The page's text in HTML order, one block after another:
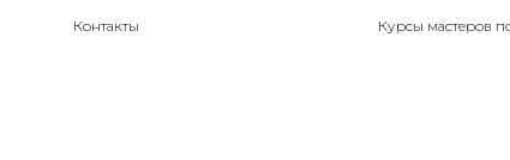
Контакты Курсы мастеров